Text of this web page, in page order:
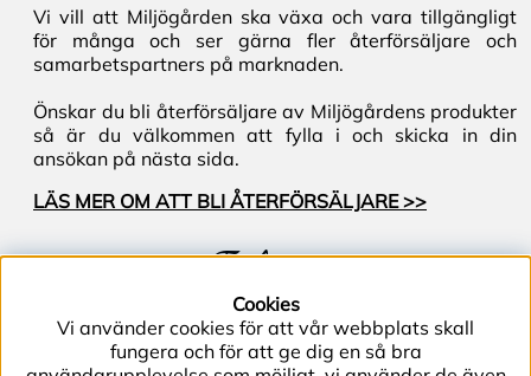
Vi vill att Miljögården ska växa och vara tillgängligt
för många och ser gärna fler återförsäljare och
samarbetspartners på marknaden.
Önskar du bli återförsäljare av Miljögårdens produkter
så är du välkommen att fylla i och skicka in din
ansökan på nästa sida.
LÄS MER OM ATT BLI ÅTERFÖRSÄLJARE >>
Följ oss
Cookies
Vi använder cookies för att vår webbplats skall
fungera och för att ge dig en så bra